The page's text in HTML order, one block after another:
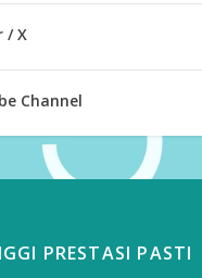
/ X
Channel
PRESTASI PASTI